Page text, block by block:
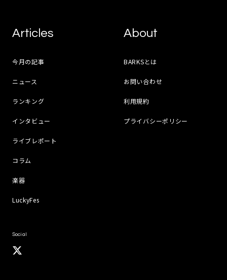
Articles
今月の記事
ニュース
ランキング
インタビュー
ライブレポート
コラム
楽器
LuckyFes
About
BARKSとは
お問い合わせ
利用規約
プライバシーポリシー
Social